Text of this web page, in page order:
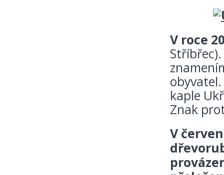
V roce
kaple
Znak
V